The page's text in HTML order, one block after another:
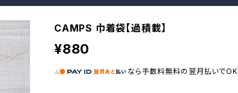
CAMPS 巾着袋【過積載】
¥880
なら 手数料無料の 翌月払いでOK